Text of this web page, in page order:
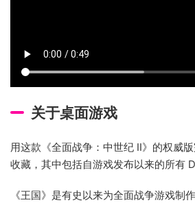
关于桌面游戏
用这款《全面战争：中世纪 II》的权威版
收藏，其中包括自游戏发布以来的所有
《王国》是有史以来为全面战争游戏制